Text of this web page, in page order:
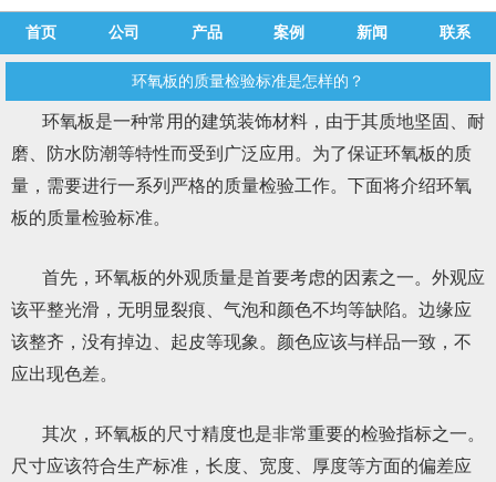
首页 公司 产品 案例 新闻 联系
环氧板的质量检验标准是怎样的？
环氧板是一种常用的建筑装饰材料，由于其质地坚固、耐
磨、防水防潮等特性而受到广泛应用。为了保证环氧板的质
量，需要进行一系列严格的质量检验工作。下面将介绍环氧
板的质量检验标准。
首先，环氧板的外观质量是首要考虑的因素之一。外观应
该平整光滑，无明显裂痕、气泡和颜色不均等缺陷。边缘应
该整齐，没有掉边、起皮等现象。颜色应该与样品一致，不
应出现色差。
其次，环氧板的尺寸精度也是非常重要的检验指标之一。
尺寸应该符合生产标准，长度、宽度、厚度等方面的偏差应